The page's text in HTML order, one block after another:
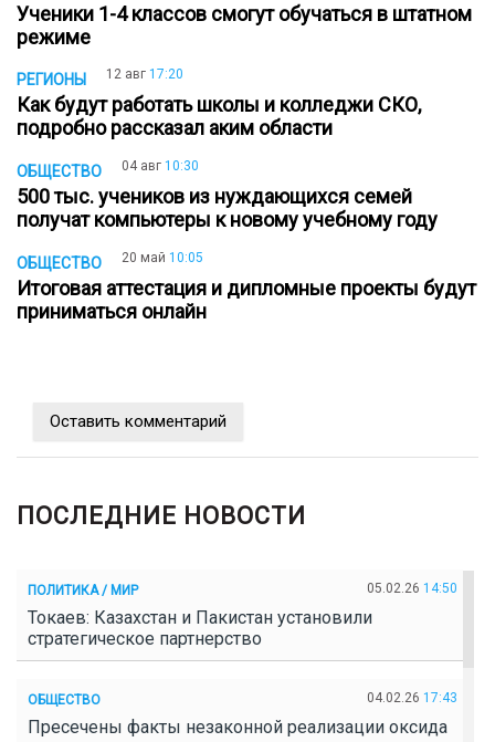
Ученики 1-4 классов смогут обучаться в штатном
режиме
РЕГИОНЫ 12 авг 17:20
Как будут работать школы и колледжи СКО,
подробно рассказал аким области
ОБЩЕСТВО 04 авг 10:30
500 тыс. учеников из нуждающихся семей
получат компьютеры к новому учебному году
ОБЩЕСТВО 20 май 10:05
Итоговая аттестация и дипломные проекты будут
приниматься онлайн
Оставить комментарий
ПОСЛЕДНИЕ НОВОСТИ
ПОЛИТИКА / МИР 05.02.26 14:50
Токаев: Казахстан и Пакистан установили
стратегическое партнерство
ОБЩЕСТВО 04.02.26 17:43
Пресечены факты незаконной реализации оксида